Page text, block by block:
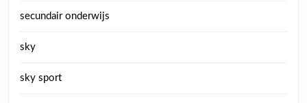
secundair onderwijs
sky
sky sport